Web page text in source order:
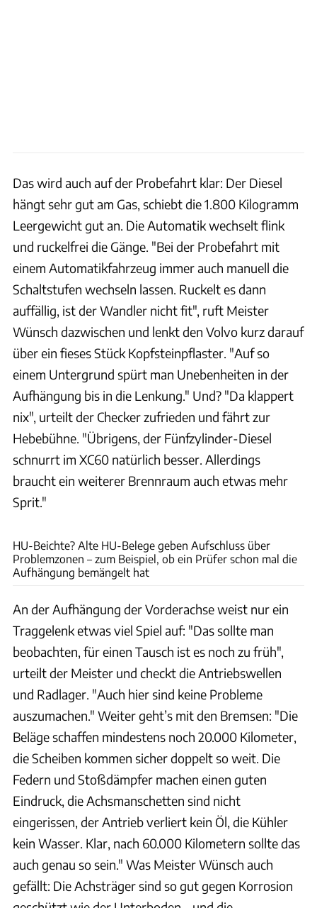
Das wird auch auf der Probefahrt klar: Der Diesel
hängt sehr gut am Gas, schiebt die 1.800 Kilogramm
Leergewicht gut an. Die Automatik wechselt flink
und ruckelfrei die Gänge. "Bei der Probefahrt mit
einem Automatikfahrzeug immer auch manuell die
Schaltstufen wechseln lassen. Ruckelt es dann
auffällig, ist der Wandler nicht fit", ruft Meister
Wünsch dazwischen und lenkt den Volvo kurz darauf
über ein fieses Stück Kopfsteinpflaster. "Auf so
einem Untergrund spürt man Unebenheiten in der
Aufhängung bis in die Lenkung." Und? "Da klappert
nix", urteilt der Checker zufrieden und fährt zur
Hebebühne. "Übrigens, der Fünfzylinder-Diesel
schnurrt im XC60 natürlich besser. Allerdings
braucht ein weiterer Brennraum auch etwas mehr
Sprit."
HU-Beichte? Alte HU-Belege geben Aufschluss über
Problemzonen – zum Beispiel, ob ein Prüfer schon mal die
Aufhängung bemängelt hat
An der Aufhängung der Vorderachse weist nur ein
Traggelenk etwas viel Spiel auf: "Das sollte man
beobachten, für einen Tausch ist es noch zu früh",
urteilt der Meister und checkt die Antriebswellen
und Radlager. "Auch hier sind keine Probleme
auszumachen." Weiter geht’s mit den Bremsen: "Die
Beläge schaffen mindestens noch 20.000 Kilometer,
die Scheiben kommen sicher doppelt so weit. Die
Federn und Stoßdämpfer machen einen guten
Eindruck, die Achsmanschetten sind nicht
eingerissen, der Antrieb verliert kein Öl, die Kühler
kein Wasser. Klar, nach 60.000 Kilometern sollte das
auch genau so sein." Was Meister Wünsch auch
gefällt: Die Achsträger sind so gut gegen Korrosion